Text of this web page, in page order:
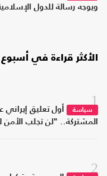
ويوجه رسالة للدول
الأكثر قراءة في أسبوع
1
سياسة
أول تعليق إيراني
المشتركة.. "لن تجلب الأمن
2